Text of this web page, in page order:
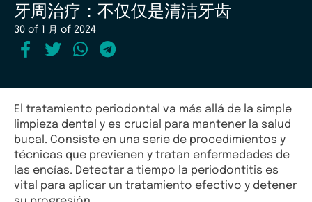
牙周治疗：不仅仅是清洁牙齿
30 of 1 月 of 2024
El tratamiento periodontal va más allá de la simple
limpieza dental y es crucial para mantener la salud
bucal. Consiste en una serie de procedimientos y
técnicas que previenen y tratan enfermedades de
las encías. Detectar a tiempo la periodontitis es
vital para aplicar un tratamiento efectivo y detener